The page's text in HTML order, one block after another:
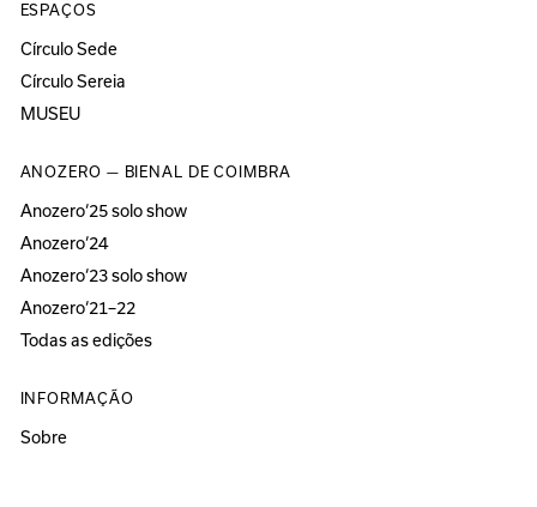
ESPAÇOS
Círculo Sede
Círculo Sereia
MUSEU
ANOZERO — BIENAL DE COIMBRA
Anozero‘25 solo show
Anozero‘24
Anozero‘23 solo show
Anozero‘21–22
Todas as edições
INFORMAÇÃO
Sobre